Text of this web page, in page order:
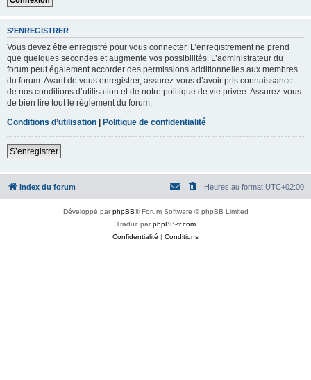
S’ENREGISTRER
Vous devez être enregistré pour vous connecter. L’enregistrement ne prend
que quelques secondes et augmente vos possibilités. L’administrateur du
forum peut également accorder des permissions additionnelles aux membres
du forum. Avant de vous enregistrer, assurez-vous d’avoir pris connaissance
de nos conditions d’utilisation et de notre politique de vie privée. Assurez-vous
de bien lire tout le règlement du forum.
Conditions d’utilisation | Politique de confidentialité
S’enregistrer
Index du forum Heures au format UTC+02:00
Développé parphpBB® Forum Software © phpBB Limited
Traduit parphpBB-fr.com
Confidentialité | Conditions